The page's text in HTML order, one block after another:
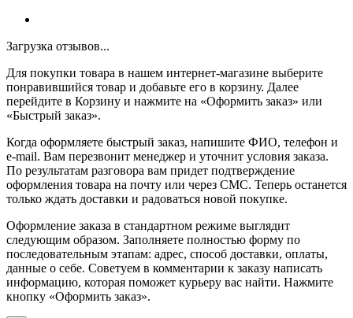
Загрузка отзывов...
Для покупки товара в нашем интернет-магазине выберите
понравившийся товар и добавьте его в корзину. Далее
перейдите в Корзину и нажмите на «Оформить заказ» или
«Быстрый заказ».
Когда оформляете быстрый заказ, напишите ФИО, телефон и
e-mail. Вам перезвонит менеджер и уточнит условия заказа.
По результатам разговора вам придет подтверждение
оформления товара на почту или через СМС. Теперь останется
только ждать доставки и радоваться новой покупке.
Оформление заказа в стандартном режиме выглядит
следующим образом. Заполняете полностью форму по
последовательным этапам: адрес, способ доставки, оплаты,
данные о себе. Советуем в комментарии к заказу написать
информацию, которая поможет курьеру вас найти. Нажмите
кнопку «Оформить заказ».